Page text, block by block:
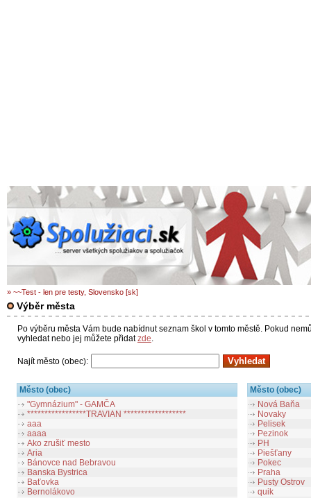
» ~~Test - len pre testy, Slovensko [sk]
Výběr města
Po výběru města Vám bude nabídnut seznam škol v tomto městě. Pokud
vyhledat nebo jej můžete přidatzde
Najít město (obec):
Město (obec)
Město (obec)
"Gymnázium" - GAMČA
*****************TRAVIAN ******************
aaa
aaaa
Ako zrušiť mesto
Aria
Bánovce nad Bebravou
Banska Bystrica
Baťovka
Bernolákovo
Nová Baňa
Novaky
Pelisek
Pezinok
PH
Piešťany
Pokec
Praha
Pusty Ostrov
quik